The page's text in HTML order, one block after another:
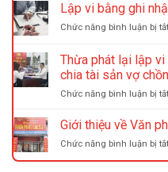
Lập vi bằng ghi
Chức năng bình luận bị tắt
Thừa phát lại lập vi
chia tài sản vợ
Chức năng bình luận bị tắt
Giới thiệu về Văn
Chức năng bình luận bị tắt